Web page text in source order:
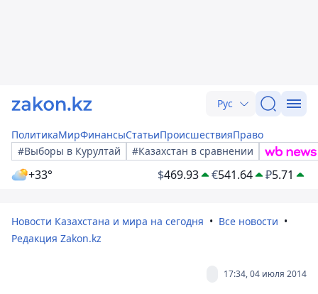
Рус
ПолитикаМирФинансыСтатьиПроисшествияПраво
#Выборы в Курултай
#Казахстан в сравнении
+33° $469.93 €541.64 ₽5.71
Новости Казахстана и мира на сегодня
Все новости
Редакция Zakon.kz
17:34, 04 июля 2014